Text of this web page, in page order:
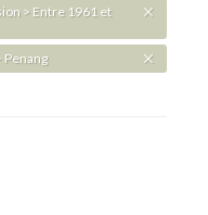
> Entre 1961 et
Penang